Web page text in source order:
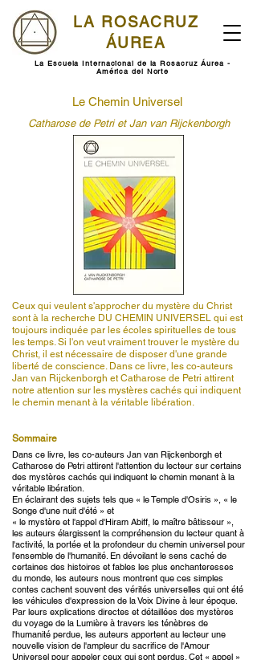
LA ROSACRUZ
ÁUREA
La Escuela Internacional de la Rosacruz Áurea -
América del Norte
Le Chemin Universel
Catharose de Petri et Jan van Rijckenborgh
Ceux qui veulent s'approcher du mystère du Christ
sont à la recherche DU CHEMIN UNIVERSEL qui est
toujours indiquée par les écoles spirituelles de tous
les temps. Si l'on veut vraiment trouver le mystère du
Christ, il est nécessaire de disposer d'une grande
liberté de conscience. Dans ce livre, les co-auteurs
Jan van Rijckenborgh et Catharose de Petri attirent
notre attention sur les mystères cachés qui indiquent
le chemin menant à la véritable libération.
Sommaire
Dans ce livre, les co-auteurs Jan van Rijckenborgh et
Catharose de Petri attirent l'attention du lecteur sur certains
des mystères cachés qui indiquent le chemin menant à la
véritable libération.
En éclairant des sujets tels que « le Temple d'Osiris », « le
Songe d'une nuit d'été » et
« le mystère et l'appel d'Hiram Abiff, le maître bâtisseur »,
les auteurs élargissent la compréhension du lecteur quant à
l'activité, la portée et la profondeur du chemin universel pour
l'ensemble de l'humanité. En dévoilant le sens caché de
certaines des histoires et fables les plus enchanteresses
du monde, les auteurs nous montrent que ces simples
contes cachent souvent des vérités universelles qui ont été
les véhicules d'expression de la Voix Divine à leur époque.
Par leurs explications directes et détaillées des mystères
du voyage de la Lumière à travers les ténèbres de
l'humanité perdue, les auteurs apportent au lecteur une
nouvelle vision de l'ampleur du sacrifice de l'Amour
Universel pour appeler ceux qui sont perdus. Cet « appel »